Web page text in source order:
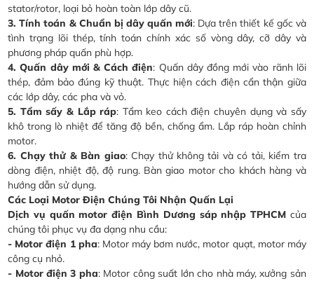
stator/rotor, loại bỏ hoàn toàn lớp dây cũ.
3. Tính toán & Chuẩn bị dây quấn mới: Dựa trên thiết kế gốc và
tình trạng lõi thép, tính toán chính xác số vòng dây, cỡ dây và
phương pháp quấn phù hợp.
4. Quấn dây mới & Cách điện: Quấn dây đồng mới vào rãnh lõi
thép, đảm bảo đúng kỹ thuật. Thực hiện cách điện cẩn thận giữa
các lớp dây, các pha và vỏ.
5. Tẩm sấy & Lắp ráp: Tẩm keo cách điện chuyên dụng và sấy
khô trong lò nhiệt để tăng độ bền, chống ẩm. Lắp ráp hoàn chỉnh
motor.
6. Chạy thử & Bàn giao: Chạy thử không tải và có tải, kiểm tra
dòng điện, nhiệt độ, độ rung. Bàn giao motor cho khách hàng và
hướng dẫn sử dụng.
Các Loại Motor Điện Chúng Tôi Nhận Quấn Lại
Dịch vụ quấn motor điện Bình Dương sáp nhập TPHCM của
chúng tôi phục vụ đa dạng nhu cầu:
- Motor điện 1 pha: Motor máy bơm nước, motor quạt, motor máy
công cụ nhỏ.
- Motor điện 3 pha: Motor công suất lớn cho nhà máy, xưởng sản